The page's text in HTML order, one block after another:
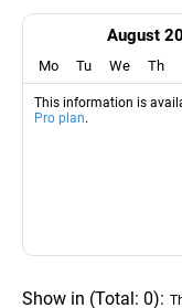
August
Mo Tu We Th
This information is
Pro plan.
Show in (Total: 0):